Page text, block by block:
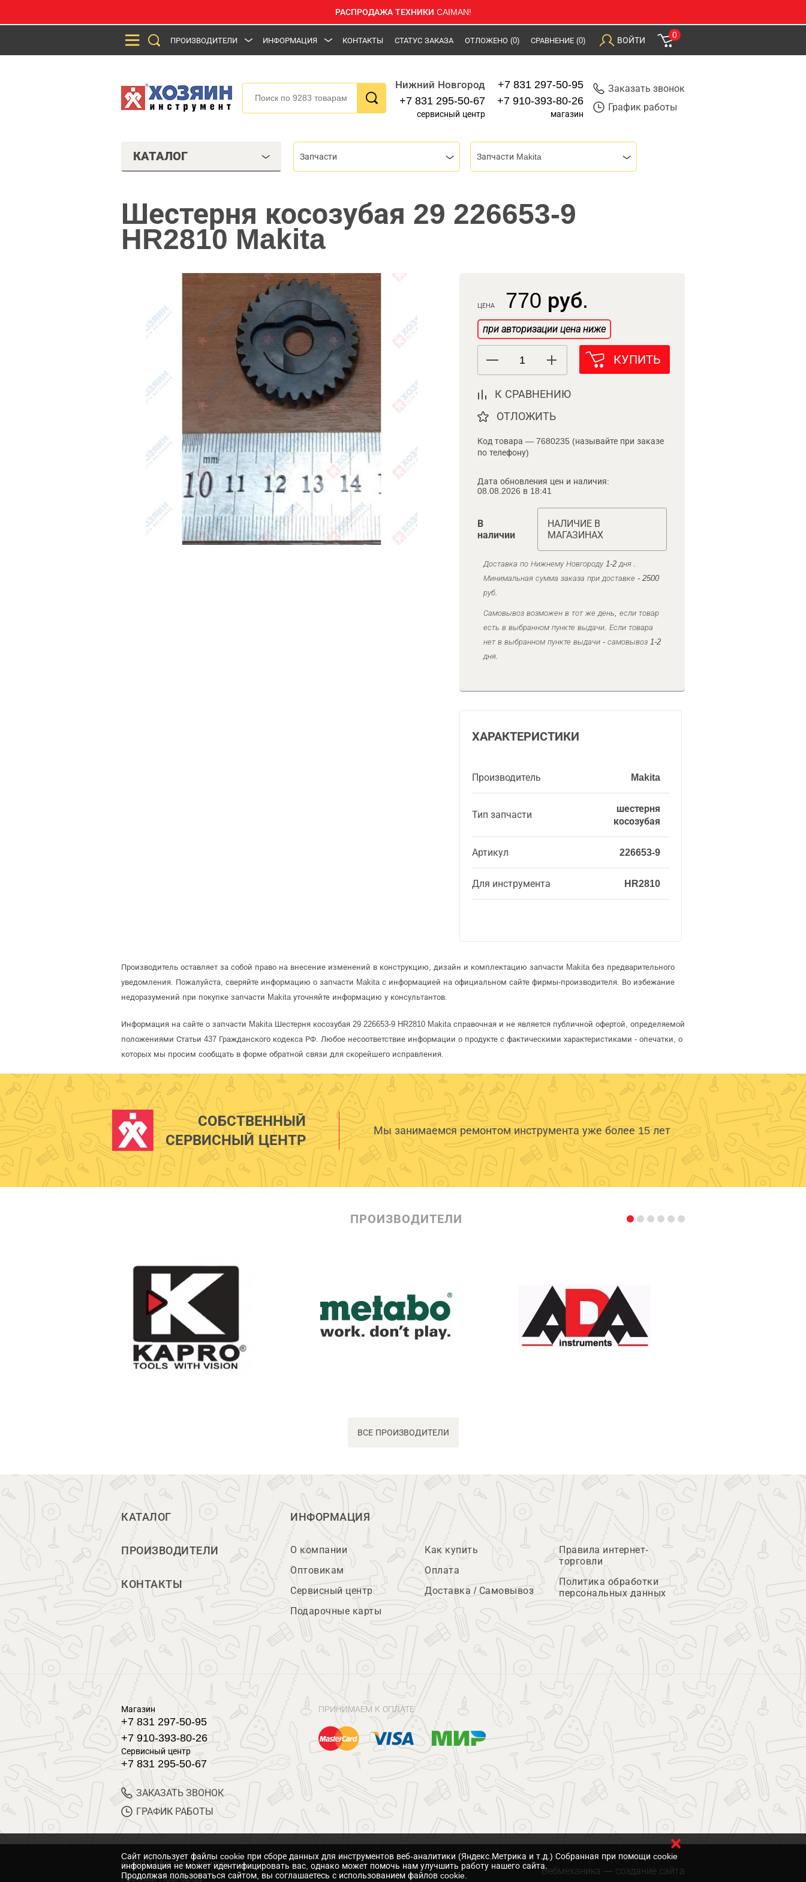
РАСПРОДАЖА ТЕХНИКИ CAIMAN!
ПРОИЗВОДИТЕЛИ ИНФОРМАЦИЯ КОНТАКТЫ СТАТУС ЗАКАЗА ОТЛОЖЕНО (0) СРАВНЕНИЕ (0) ВОЙТИ
0
Нижний Новгород
+7 831 295-50-67
сервисный центр
+7 831 297-50-95
+7 910-393-80-26
магазин
Заказать звонок
График работы
КАТАЛОГ Запчасти Запчасти Makita
Шестерня косозубая 29 226653-9
HR2810 Makita
ЦЕНА 770 руб.
при авторизации цена ниже
КУПИТЬ
К СРАВНЕНИЮ
ОТЛОЖИТЬ
Код товара — 7680235 (называйте при заказе
по телефону)
Дата обновления цен и наличия:
08.08.2026 в 18:41
В
наличии
НАЛИЧИЕ В
МАГАЗИНАХ
Доставка по Нижнему Новгороду 1-2 дня .
Минимальная сумма заказа при доставке - 2500
руб.
Самовывоз возможен в тот же день, если товар
есть в выбранном пункте выдачи. Если товара
нет в выбранном пункте выдачи - самовывоз 1-2
дня.
ХАРАКТЕРИСТИКИ
Производитель Makita
Тип запчасти
шестерня
косозубая
Артикул 226653-9
Для инструмента HR2810
Производитель оставляет за собой право на внесение изменений в конструкцию, дизайн и комплектацию запчасти Makita без предварительного
уведомления. Пожалуйста, сверяйте информацию о запчасти Makita с информацией на официальном сайте фирмы-производителя. Во избежание
недоразумений при покупке запчасти Makita уточняйте информацию у консультантов.
Информация на сайте о запчасти Makita Шестерня косозубая 29 226653-9 HR2810 Makita справочная и не является публичной офертой, определяемой
положениями Статьи 437 Гражданского кодекса РФ. Любое несоответствие информации о продукте с фактическими характеристиками - опечатки, о
которых мы просим сообщать в форме обратной связи для скорейшего исправления.
СОБСТВЕННЫЙ
СЕРВИСНЫЙ ЦЕНТР
Мы занимаемся ремонтом инструмента уже более 15 лет
ПРОИЗВОДИТЕЛИ
ВСЕ ПРОИЗВОДИТЕЛИ
КАТАЛОГ
ПРОИЗВОДИТЕЛИ
КОНТАКТЫ
ИНФОРМАЦИЯ
О компании
Оптовикам
Сервисный центр
Подарочные карты
Как купить
Оплата
Доставка / Самовывоз
Правила интернет-
торговли
Политика обработки
персональных данных
Магазин
+7 831 297-50-95
+7 910-393-80-26
Сервисный центр
+7 831 295-50-67
ЗАКАЗАТЬ ЗВОНОК
ГРАФИК РАБОТЫ
ПРИНИМАЕМ К ОПЛАТЕ
© 2017 Магазин Хозяин
Нижний Новгород
Вебмеханика — создание сайта
Cайт использует файлы cookie при сборе данных для инструментов веб-аналитики (Яндекс.Метрика и т.д.) Собранная при помощи cookie
информация не может идентифицировать вас, однако может помочь нам улучшить работу нашего сайта.
Продолжая пользоваться сайтом, вы соглашаетесь с использованием файлов cookie.